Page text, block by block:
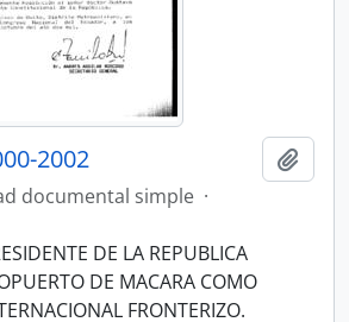
2002
documental simple ·
DE LA REPUBLICA
DE MACARA COMO
FRONTERIZO.